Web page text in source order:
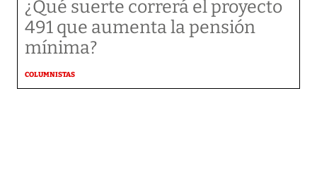
¿Qué suerte correrá el proyecto
491 que aumenta la pensión
mínima?
COLUMNISTAS